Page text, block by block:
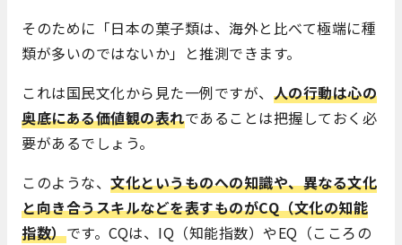
そのために「日本の菓子類は、海外と比べて極端に種
類が多いのではないか」と推測できます。
これは国民文化から見た一例ですが、 人の行動は心の
奥底にある価値観の表れであることは把握しておく必
要があるでしょう。
このような、 文化というものへの知識や、異なる文化
と向き合うスキルなどを表すものがCQ（文化の知能
指数）です。CQは、IQ（知能指数）やEQ（こころの